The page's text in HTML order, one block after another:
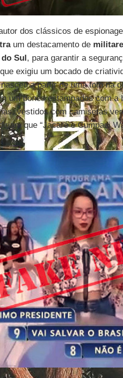
dos clássicos de
um destacamento de
Sul, para garantir a
exigiu um bocado de
a partir de uma foto na
um bonés estampados com a
vestidos com camisetas
que “Jacaré e Cumpadi